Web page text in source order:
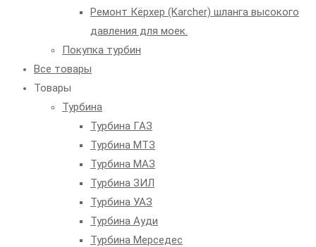
Ремонт Кёрхер (Karcher) шланга высокого
давления для моек.
Покупка турбин
Все товары
Товары
Турбина
Турбина ГАЗ
Турбина МТЗ
Турбина МАЗ
Турбина ЗИЛ
Турбина УАЗ
Турбина Ауди
Турбина Мерседес